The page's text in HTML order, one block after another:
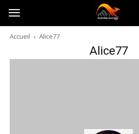
Australia-
australie.com
Accueil Alice77
Alice77